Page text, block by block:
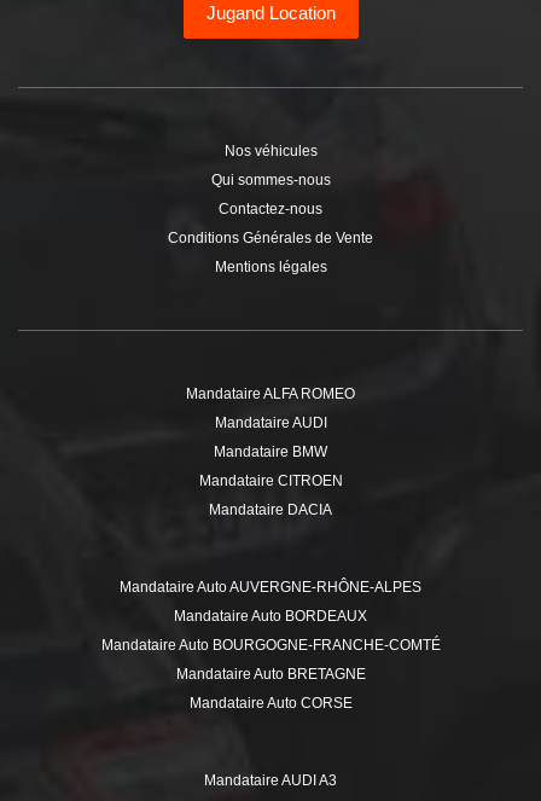
Jugand Location
Nos véhicules
Qui sommes-nous
Contactez-nous
Conditions Générales de Vente
Mentions légales
Mandataire ALFA ROMEO
Mandataire AUDI
Mandataire BMW
Mandataire CITROEN
Mandataire DACIA
Mandataire FORD
Mandataire HYUNDAI
Mandataire ISUZU
Mandataire JEEP
Mandataire KIA
Mandataire MINI
Mandataire Auto AUVERGNE-RHÔNE-ALPES
Mandataire Auto BORDEAUX
Mandataire Auto BOURGOGNE-FRANCHE-COMTÉ
Mandataire Auto BRETAGNE
Mandataire Auto CORSE
Mandataire Auto HAUTS-DE-FRANCE
Mandataire AUDI A3